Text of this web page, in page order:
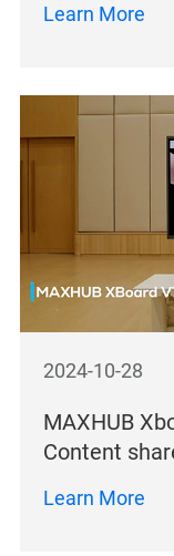
Learn More
2024-10-28
MAXHUB
Content
Learn More